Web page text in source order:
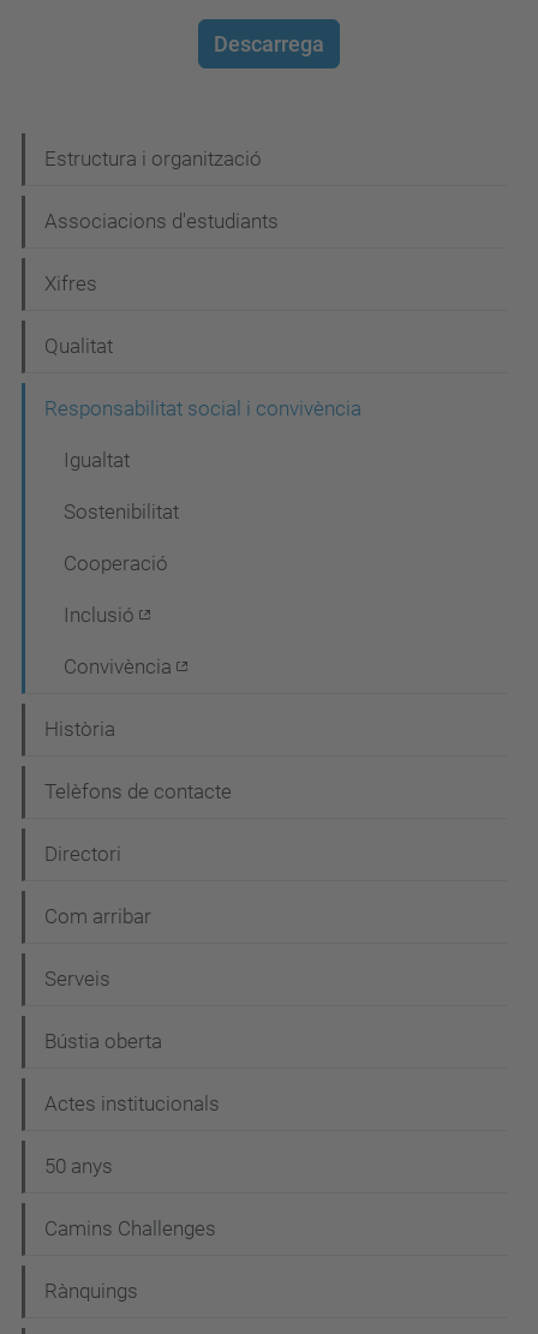
Descarrega
a
v
g
a
Estructura i organització
Associacions d'estudiants
Xifres
Qualitat
Responsabilitat social i convivència
Igualtat
Sostenibilitat
Cooperació
Inclusió
Convivència
Història
Telèfons de contacte
Directori
Com arribar
Serveis
Bústia oberta
Actes institucionals
50 anys
Camins Challenges
Rànquings